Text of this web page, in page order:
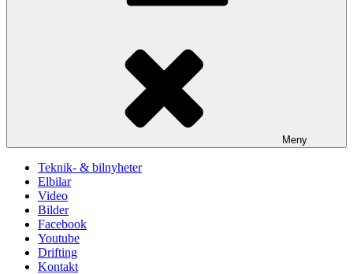
Meny
Teknik- & bilnyheter
Elbilar
Video
Bilder
Facebook
Youtube
Drifting
Kontakt